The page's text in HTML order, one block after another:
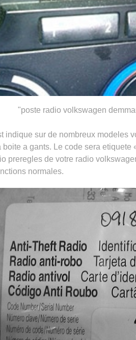
"poste radio volkswagen
indique sur de nombreux modeles
a gants. Le code sera etiquete
preregles de votre radio
normales.